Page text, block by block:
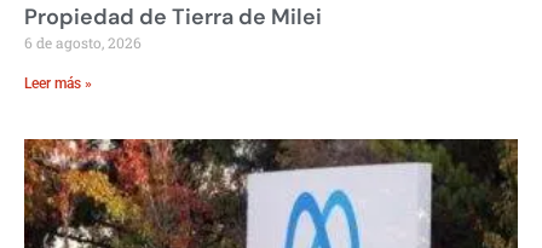
Propiedad de Tierra de Milei
6 de agosto, 2026
Leer más »